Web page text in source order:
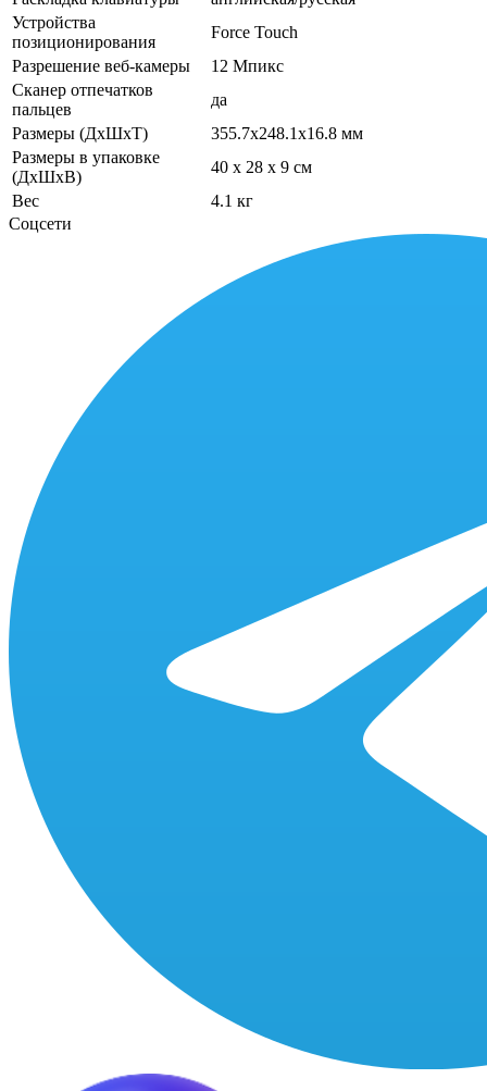
Устройства
позиционирования
Force Touch
Разрешение веб-камеры
12 Мпикс
Сканер отпечатков
пальцев
да
Размеры (ДхШхТ)
355.7x248.1x16.8 мм
Размеры в упаковке
(ДхШхВ)
40 x 28 x 9 см
Вес
4.1 кг
Соцсети